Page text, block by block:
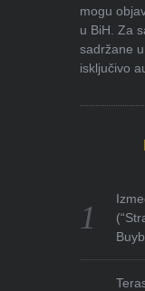
mogu
u BiH. Za
sadržane
isključivo